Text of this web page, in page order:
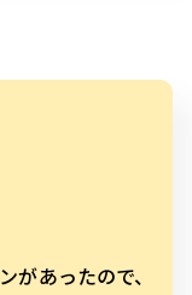
があったので、